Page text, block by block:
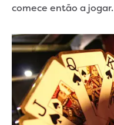
comece então a jogar.